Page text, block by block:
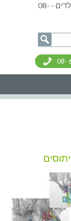
שיניים ואסתטיקה - רפואת שיניים לילדים - 08-
08-